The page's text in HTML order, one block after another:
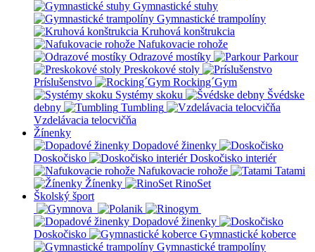
Gymnastické stuhy
Gymnastické trampolíny
Kruhová konštrukcia
Nafukovacie rohože
Odrazové mostíky
Parkour
Preskokové stoly
Príslušenstvo
Rocking´Gym
Systémy skoku
Švédske
debny
Tumbling
Vzdelávacia telocvičňa
Žínenky
Dopadové žinenky
Doskočisko
Doskočisko interiér
Nafukovacie rohože
Tatami
Žínenky
RinoSet
Školský šport
Dopadové žinenky
Doskočisko
Gymnastické koberce
Gymnastické trampolíny